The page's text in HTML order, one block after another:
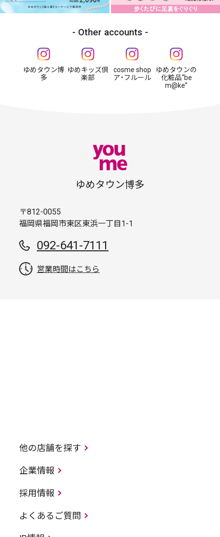
Other accounts
ゆめタウン博
多
ゆめキッズ倶
楽部
cosme shop
ア・フルール
ゆめタウンの
化粧品“be
m@ke”
ゆめタウン博多
〒812-0055
福岡県福岡市東区東浜一丁目1-1
092-641-7111
営業時間はこちら
他の店舗を探す
企業情報
採用情報
よくあるご質問